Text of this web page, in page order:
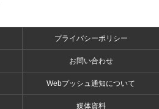
プライバシーポリシー
お問い合わせ
Webプッシュ通知について
媒体資料